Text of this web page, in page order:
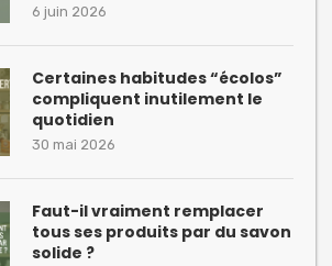
6 juin 2026
Certaines habitudes “écolos”
compliquent inutilement le
quotidien
30 mai 2026
Faut-il vraiment remplacer
tous ses produits par du savon
solide ?